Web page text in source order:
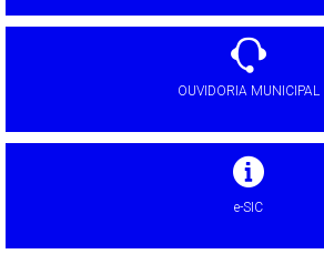
OUVIDORIA MUNICIPAL
e-SIC